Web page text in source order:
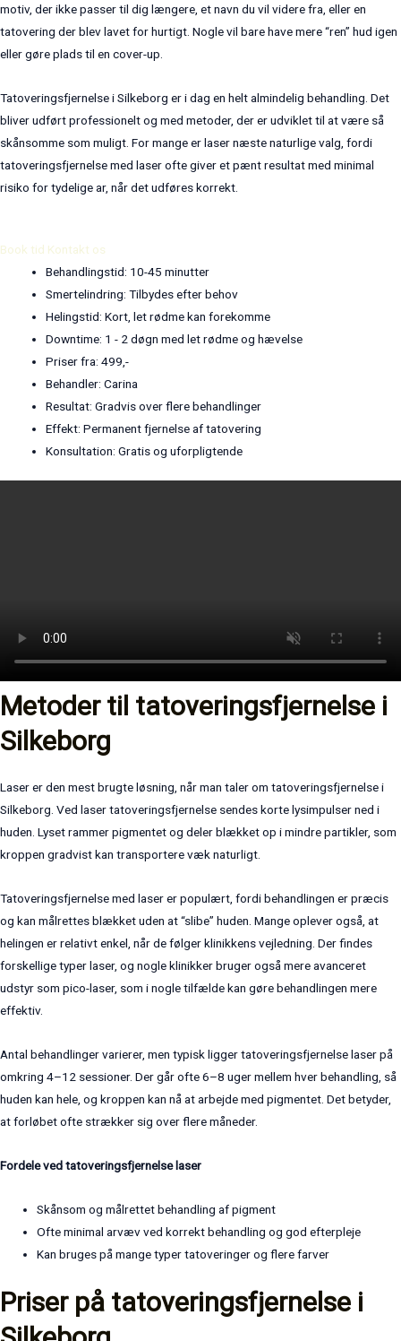
motiv, der ikke passer til dig længere, et navn du vil videre fra, eller en
tatovering der blev lavet for hurtigt. Nogle vil bare have mere “ren” hud igen
eller gøre plads til en cover-up.
Tatoveringsfjernelse i Silkeborg er i dag en helt almindelig behandling. Det
bliver udført professionelt og med metoder, der er udviklet til at være så
skånsomme som muligt. For mange er laser næste naturlige valg, fordi
tatoveringsfjernelse med laser ofte giver et pænt resultat med minimal
risiko for tydelige ar, når det udføres korrekt.
Book tid Kontakt os
Behandlingstid: 10-45 minutter
Smertelindring: Tilbydes efter behov
Helingstid: Kort, let rødme kan forekomme
Downtime: 1 - 2 døgn med let rødme og hævelse
Priser fra: 499,-
Behandler: Carina
Resultat: Gradvis over flere behandlinger
Effekt: Permanent fjernelse af tatovering
Konsultation: Gratis og uforpligtende
Metoder til tatoveringsfjernelse i
Silkeborg
Laser er den mest brugte løsning, når man taler om tatoveringsfjernelse i
Silkeborg. Ved laser tatoveringsfjernelse sendes korte lysimpulser ned i
huden. Lyset rammer pigmentet og deler blækket op i mindre partikler, som
kroppen gradvist kan transportere væk naturligt.
Tatoveringsfjernelse med laser er populært, fordi behandlingen er præcis
og kan målrettes blækket uden at “slibe” huden. Mange oplever også, at
helingen er relativt enkel, når de følger klinikkens vejledning. Der findes
forskellige typer laser, og nogle klinikker bruger også mere avanceret
udstyr som pico-laser, som i nogle tilfælde kan gøre behandlingen mere
effektiv.
Antal behandlinger varierer, men typisk ligger tatoveringsfjernelse laser på
omkring 4–12 sessioner. Der går ofte 6–8 uger mellem hver behandling, så
huden kan hele, og kroppen kan nå at arbejde med pigmentet. Det betyder,
at forløbet ofte strækker sig over flere måneder.
Fordele ved tatoveringsfjernelse laser
Skånsom og målrettet behandling af pigment
Ofte minimal arvæv ved korrekt behandling og god efterpleje
Kan bruges på mange typer tatoveringer og flere farver
Priser på tatoveringsfjernelse i